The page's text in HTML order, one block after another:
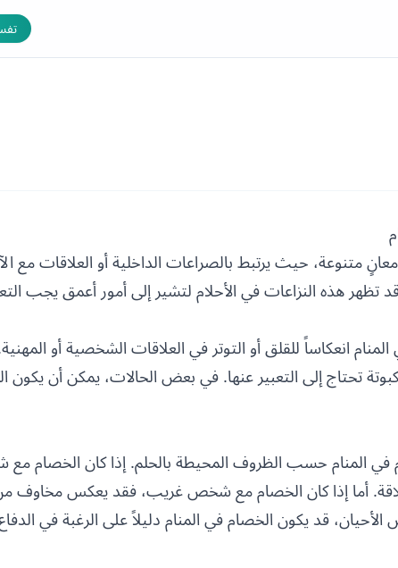
متنوعة، حيث يرتبط بالصراعات الداخلية أو العلاقات مع
تظهر هذه النزاعات في الأحلام لتشير إلى أمور أعمق يجب
انعكاساً للقلق أو التوتر في العلاقات الشخصية أو
تحتاج إلى التعبير عنها. في بعض الحالات، يمكن أن يكون
المنام حسب الظروف المحيطة بالحلم. إذا كان الخصام
أما إذا كان الخصام مع شخص غريب، فقد يعكس مخاوف
قد يكون الخصام في المنام دليلاً على الرغبة في